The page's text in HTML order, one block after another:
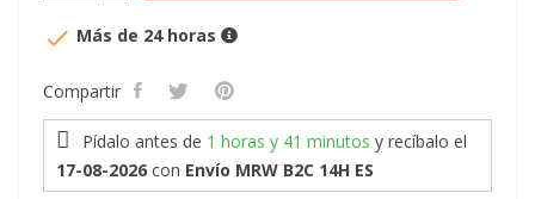
 Más de 24 horas
Compartir
Pídalo antes de 1 horas y 41 minutos y recíbalo el
17-08-2026 con Envío MRW B2C 14H ES